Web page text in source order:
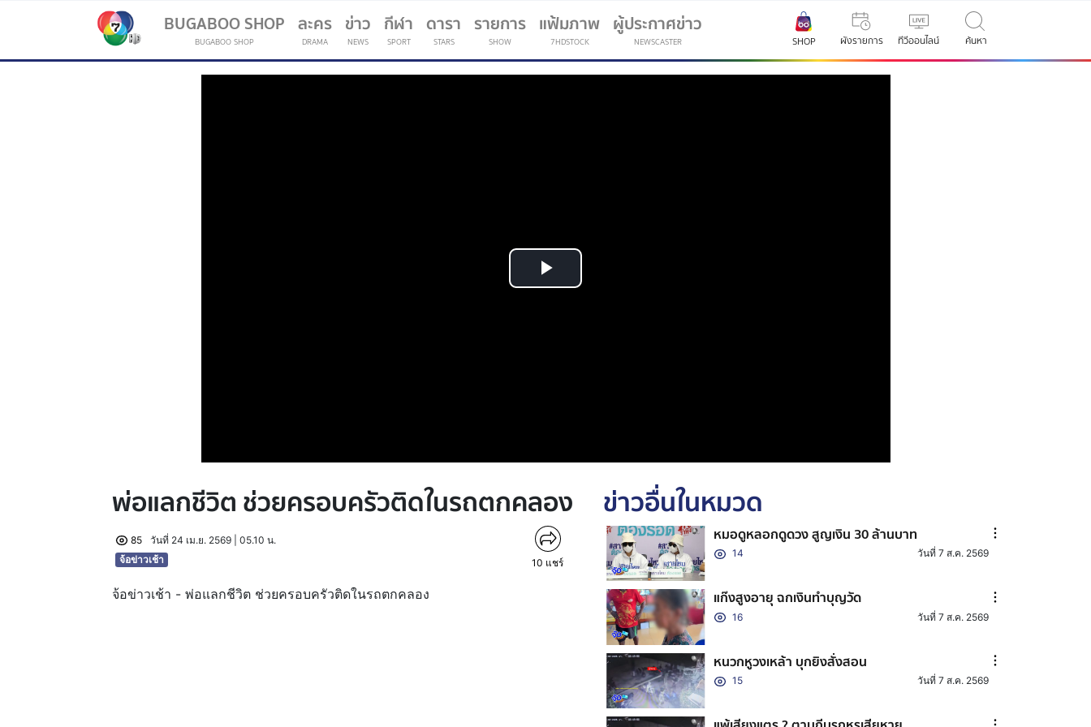
BUGABOO SHOP
BUGABOO SHOP
ละคร
DRAMA
ข่าว
NEWS
กีฬา
SPORT
(current)
ดารา
STARS
รายการ
SHOW
แฟ้มภาพ
7HDSTOCK
ผู้ประกาศข่าว
NEWSCASTER SHOP ผังรายการ ทีวีออนไลน์ ค้นหา
Play
พ่อแลกชีวิต ช่วยครอบครัวติดในรถตกคลอง
85
วันที่ 24 เม.ย. 2569 | 05.10 น.
จ้อข่าวเช้า
10 แชร์
จ้อข่าวเช้า - พ่อแลกชีวิต ช่วยครอบครัวติดในรถตกคลอง
ข่าวอื่นในหมวด
หมอดูหลอกดูดวง สูญเงิน 30 ล้านบาท
14 วันที่ 7 ส.ค. 2569
แก๊งสูงอายุ ฉกเงินทำบุญวัด
16 วันที่ 7 ส.ค. 2569
หนวกหูวงเหล้า บุกยิงสั่งสอน
15 วันที่ 7 ส.ค. 2569